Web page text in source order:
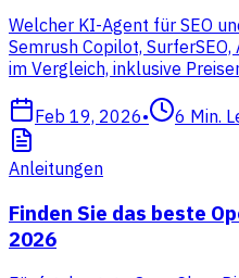
Welcher KI-Agent für SEO
Semrush Copilot,
im Vergleich, inklusive
Feb 19, 2026• 6 Min.
Anleitungen
Finden Sie das beste
2026